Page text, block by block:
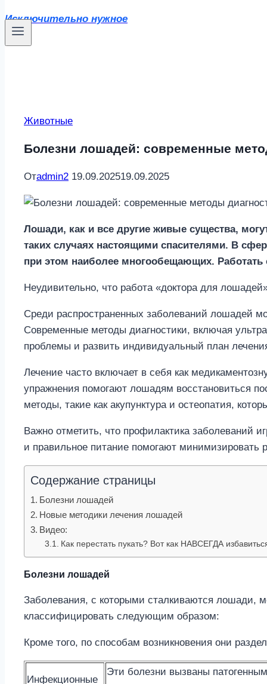
Исключительно нужное
Животные
Болезни лошадей: современные
Отadmin2 19.09.202519.09.2025
Лошади, как и все другие живые существа,
таких случаях настоящими спасителями. В
при этом наиболее многообещающих.
Неудивительно, что работа «доктора для
Среди распространенных заболеваний лошадей
Современные методы диагностики, включая
проблемы и развить индивидуальный план
Лечение часто включает в себя как
упражнения помогают лошадям восстановиться
методы, такие как акупунктура и остеопатия,
Важно отметить, что профилактика заболеваний
и правильное питание помогают минимизировать
Содержание страницы
Болезни лошадей
Новые методики лечения лошадей
Видео:
Как перестать пукать? Вот как НАВСЕГДА
Болезни лошадей
Заболевания, с которыми сталкиваются лошади,
классифицировать следующим образом:
Кроме того, по способам возникновения они
Инфекционные
Эти болезни вызваны